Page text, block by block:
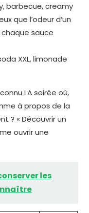
barbecue, creamy
que l’odeur d’un
sauce
XXL, limonade
LA soirée où,
à propos de la
? « Découvrir un
ouvrir une
les